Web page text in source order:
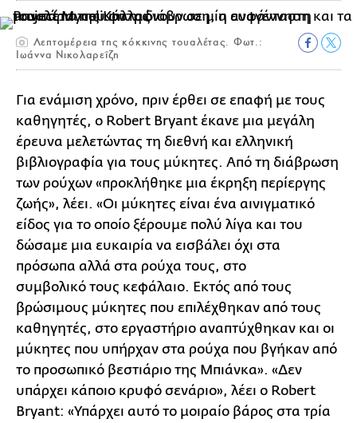
Λεπτομέρεια της κόκκινης τουαλέτας. Φωτ.:
Ιωάννα Νικολαρεΐζη
Για ενάμιση χρόνο, πριν έρθει σε επαφή με τους
καθηγητές, ο Robert Bryant έκανε μια μεγάλη
έρευνα μελετώντας τη διεθνή και ελληνική
βιβλιογραφία για τους μύκητες. Από τη διάβρωση
των ρούχων «προκλήθηκε μια έκρηξη περίεργης
ζωής», λέει. «Οι μύκητες είναι ένα αινιγματικό
είδος για το οποίο ξέρουμε πολύ λίγα και του
δώσαμε μια ευκαιρία να εισβάλει όχι στα
πρόσωπα αλλά στα ρούχα τους, στο
συμβολικό τους κεφάλαιο. Εκτός από τους
βρώσιμους μύκητες που επιλέχθηκαν από τους
καθηγητές, στο εργαστήριο αναπτύχθηκαν και οι
μύκητες που υπήρχαν στα ρούχα που βγήκαν από
το προσωπικό βεστιάριο της Μπιάνκα». «Δεν
υπάρχει κάποιο κρυφό σενάριο», λέει ο Robert
Bryant: «Υπάρχει αυτό το μοιραίο βάρος στα τρία